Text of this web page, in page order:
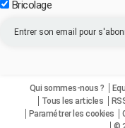
Bricolage
Qui sommes-nous ?
Tous les articles
Paramétrer les cookies